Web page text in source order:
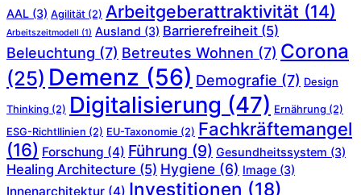
AAL (3) Agilität (2) Arbeitgeberattraktivität (14)
Arbeitszeitmodell (1) Ausland (3) Barrierefreiheit (5)
Beleuchtung (7) Betreutes Wohnen (7) Corona
(25) Demenz (56) Demografie (7) Design
Thinking (2) Digitalisierung (47) Ernährung (2)
ESG-Richtllinien (2) EU-Taxonomie (2) Fachkräftemangel
(16) Forschung (4) Führung (9) Gesundheitssystem (3)
Healing Architecture (5) Hygiene (6) Image (3)
Innenarchitektur (4) Investitionen (18)